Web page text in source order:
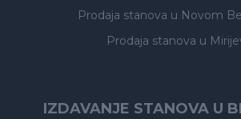
Prodaja stanova u Novom
Prodaja stanova u
IZDAVANJE STANOVA U